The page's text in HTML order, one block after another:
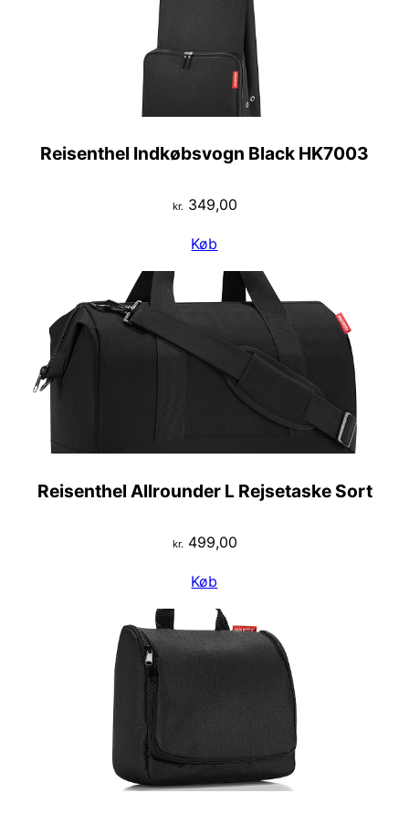
Reisenthel Indkøbsvogn Black HK7003
kr.349,00
Køb
Reisenthel Allrounder L Rejsetaske Sort
kr.499,00
Køb